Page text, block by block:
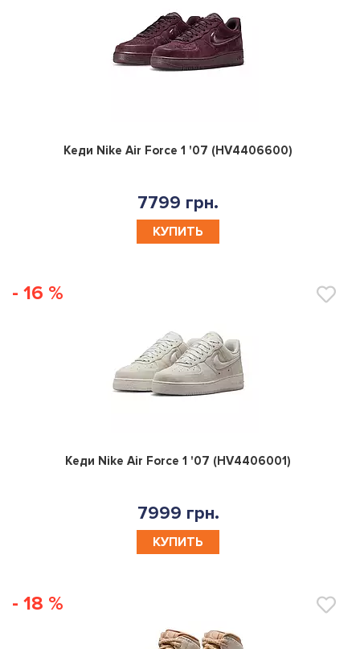
0
Кеди Nike Air Force 1 '07 (HV4406600)
7799 грн.
КУПИТЬ
- 16 %
0
Кеди Nike Air Force 1 '07 (HV4406001)
7999 грн.
КУПИТЬ
- 18 %